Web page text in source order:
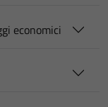
economici